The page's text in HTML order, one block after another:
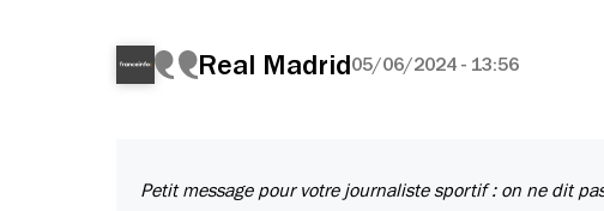
Real Madrid05/06/2024 - 13:56
Petit message pour votre journaliste sportif : on ne dit